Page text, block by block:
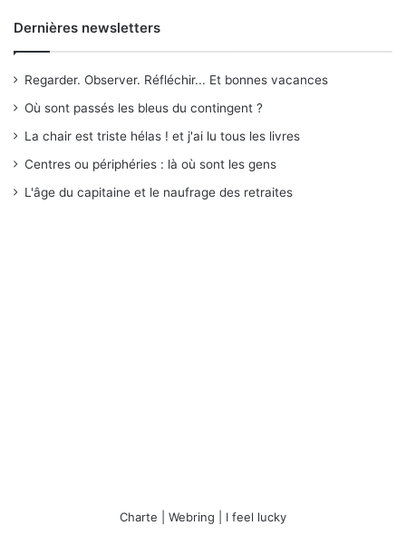
Dernières newsletters
Regarder. Observer. Réfléchir... Et bonnes vacances
Où sont passés les bleus du contingent ?
La chair est triste hélas ! et j'ai lu tous les livres
Centres ou périphéries : là où sont les gens
L'âge du capitaine et le naufrage des retraites
Charte Webring I feel lucky